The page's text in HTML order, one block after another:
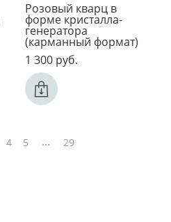
Розовый кварц в
форме кристалла-
генератора
(карманный формат)
1 300 pуб.
4 5 ... 29